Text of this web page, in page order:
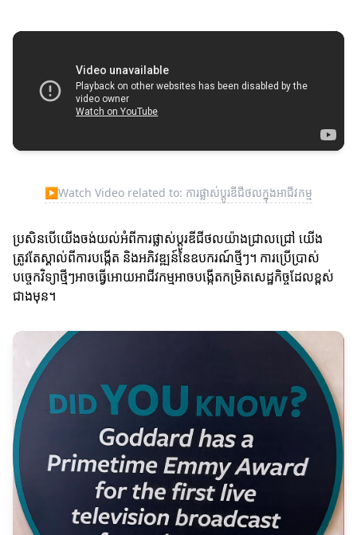
▶Watch Video related to: ការផ្លាស់ប្តូរឌីជីថលក្នុងអាជីវកម្ម
ប្រសិនបើយើងចង់យល់អំពីការផ្លាស់ប្តូរឌីជីថលយ៉ាងជ្រាលជ្រៅ យើង
ត្រូវតែស្គាល់ពីការបង្កើត និងអភិវឌ្ឍន៍នៃឧបករណ៍ថ្មីៗ។ ការប្រើប្រាស់
បច្ចេកវិទ្យាថ្មីៗអាចធ្វើអោយអាជីវកម្មអាចបង្កើតកម្រិតសេដ្ឋកិច្ចដែលខ្ពស់
ជាងមុន។